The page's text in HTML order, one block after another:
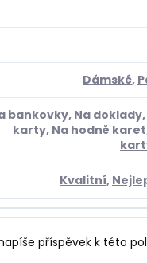
Dámské,
bankovky, Na doklady,
karty, Na hodně karet
Kvalitní,
příspěvek k této